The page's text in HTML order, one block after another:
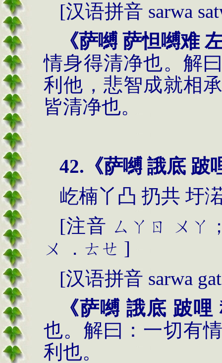
[汉语拼音 sarwa
《萨嚩 萨怛嚩难
情身得清净也。解
利他，悲智成就相
皆清净也。
42. 《萨嚩 誐底 跛
屹楠丫凸 扔共 圩
[注音 ㄙㄚㄖ
ㄨㄚ
ㄨ
．ㄊㄝ ]
[汉语拼音 sarwa
《萨嚩 誐底 跛哩
也。解曰：一切有
利也。